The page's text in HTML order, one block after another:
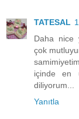
TATESAL
Daha nice
çok
içinde en
diliyorum...
Yanıtla